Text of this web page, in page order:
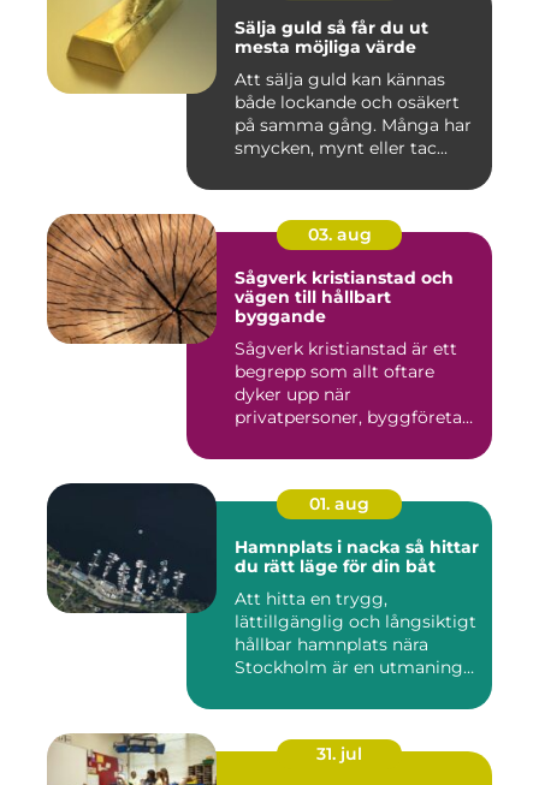
Sälja guld så får du ut
mesta möjliga värde
Att sälja guld kan kännas
både lockande och osäkert
på samma gång. Många har
smycken, mynt eller tac...
03. aug
Sågverk kristianstad och
vägen till hållbart
byggande
Sågverk kristianstad är ett
begrepp som allt oftare
dyker upp när
privatpersoner, byggföretag
01. aug
Hamnplats i nacka så hittar
du rätt läge för din båt
Att hitta en trygg,
lättillgänglig och långsiktigt
hållbar hamnplats nära
Stockholm är en utmaning
31. jul